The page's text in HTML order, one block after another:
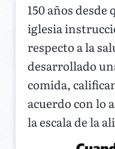
150 años desde
iglesia
respecto a la
desarrollado
comida,
acuerdo con lo
la escala de la